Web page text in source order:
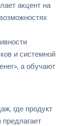
акцент на
и системной
а обучают
где продукт